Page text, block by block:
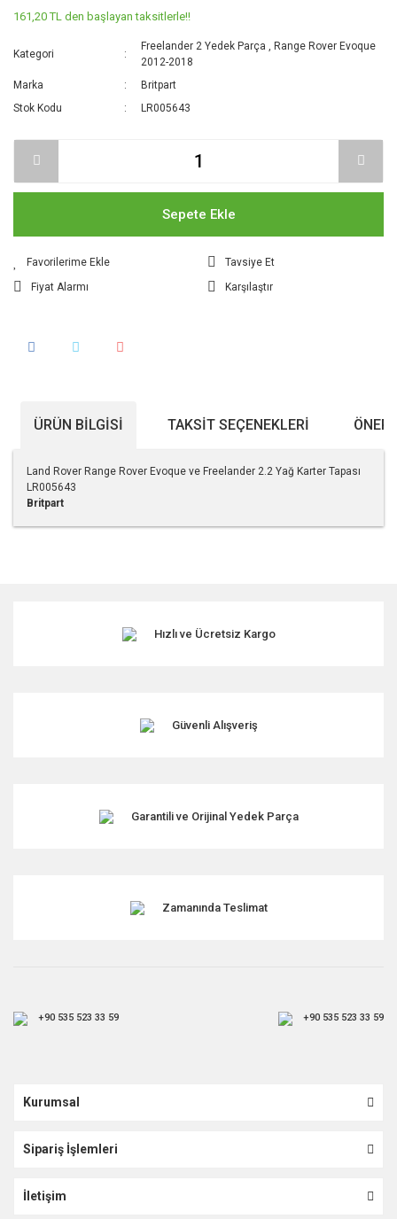
161,20 TL den başlayan taksitlerle!!
Kategori
Freelander 2 Yedek Parça ,Range Rover Evoque
2012-2018
Marka
Britpart
Stok Kodu
LR005643
Sepete Ekle
Tavsiye Et
Fiyat Alarmı
Karşılaştır
ÜRÜN BILGISI TAKSIT SEÇENEKLERI
Land Rover Range Rover Evoque ve Freelander 2.2 Yağ Karter Tapası
LR005643
Britpart
Ürün resmi kalitesiz, bozuk veya görüntülenemiyor.
Ürün fiyatı diğer sitelerden daha pahalı.
Hızlı ve Ücretsiz Kargo
Güvenli Alışveriş
Garantili ve Orijinal Yedek Parça
Zamanında Teslimat
+90 535 523 33 59 +90 535 523 33 59
Kurumsal
Sipariş İşlemleri
İletişim